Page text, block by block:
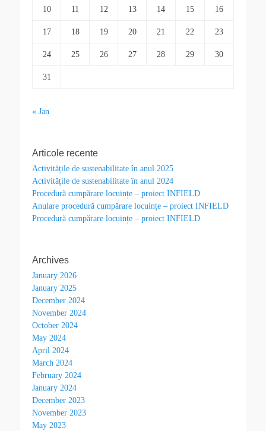
10 11 12 13 14 15 16
17 18 19 20 21 22 23
24 25 26 27 28 29 30
31
« Jan
Articole recente
Activitățile de sustenabilitate în anul 2025
Activitățile de sustenabilitate în anul 2024
Procedură cumpărare locuințe – proiect INFIELD
Anulare procedură cumpărare locuințe – proiect INFIELD
Procedură cumpărare locuințe – proiect INFIELD
Archives
January 2026
January 2025
December 2024
November 2024
October 2024
May 2024
April 2024
March 2024
February 2024
January 2024
December 2023
November 2023
May 2023